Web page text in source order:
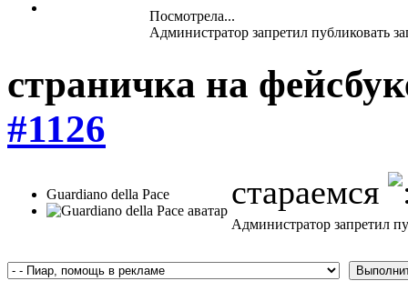
Посмотрела...
Администратор запретил публиковать
страничка на
#1126
Guardiano della Pace стараемся
Администратор запретил